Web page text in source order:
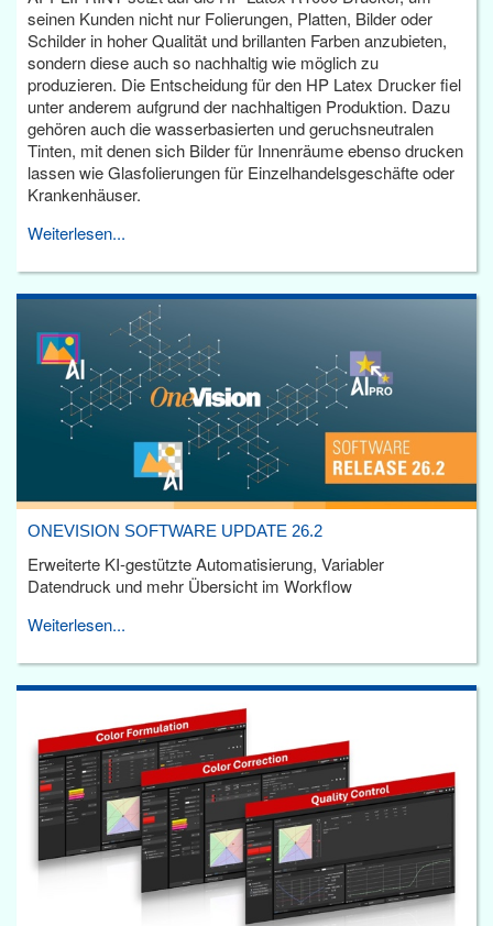
seinen Kunden nicht nur Folierungen, Platten, Bilder oder
Schilder in hoher Qualität und brillanten Farben anzubieten,
sondern diese auch so nachhaltig wie möglich zu
produzieren. Die Entscheidung für den HP Latex Drucker fiel
unter anderem aufgrund der nachhaltigen Produktion. Dazu
gehören auch die wasserbasierten und geruchsneutralen
Tinten, mit denen sich Bilder für Innenräume ebenso drucken
lassen wie Glasfolierungen für Einzelhandelsgeschäfte oder
Krankenhäuser.
Weiterlesen...
ONEVISION SOFTWARE UPDATE 26.2
Erweiterte KI-gestützte Automatisierung, Variabler
Datendruck und mehr Übersicht im Workflow
Weiterlesen...